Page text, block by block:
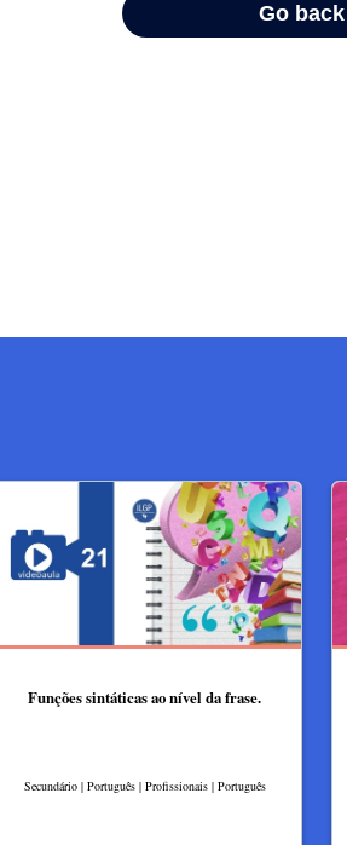
Funções sintáticas ao nível da frase.
Secundário | Português | Profissionais | Português